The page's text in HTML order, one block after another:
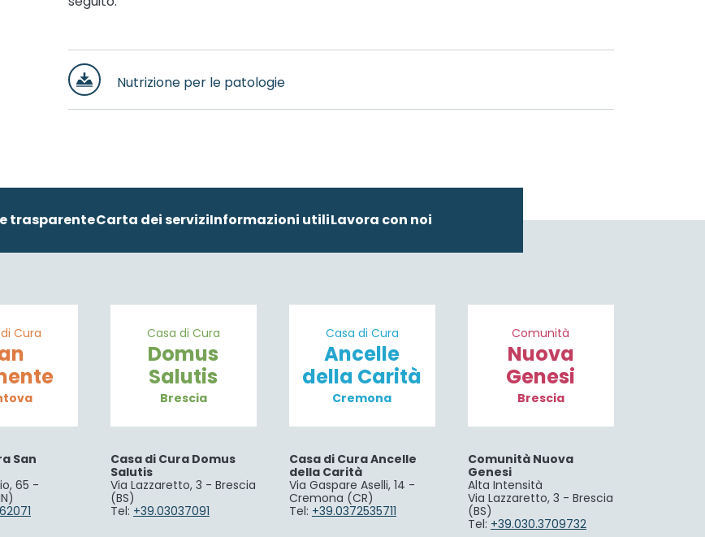
Nutrizione per le patologie
trasparenteCarta dei serviziInformazioni utiliLavora con noi
Cura
San
65 -
Casa di Cura
Domus
Salutis
Brescia
Casa di Cura Domus
Salutis
Via Lazzaretto, 3 - Brescia
(BS)
Tel: +39.03037091
Casa di Cura
Ancelle
della Carità
Cremona
Casa di Cura Ancelle
della Carità
Via Gaspare Aselli, 14 -
Cremona (CR)
Tel: +39.0372535711
Comunità
Nuova
Genesi
Brescia
Comunità Nuova
Genesi
Alta Intensità
Via Lazzaretto, 3 - Brescia
(BS)
Tel: +39.030.3709732